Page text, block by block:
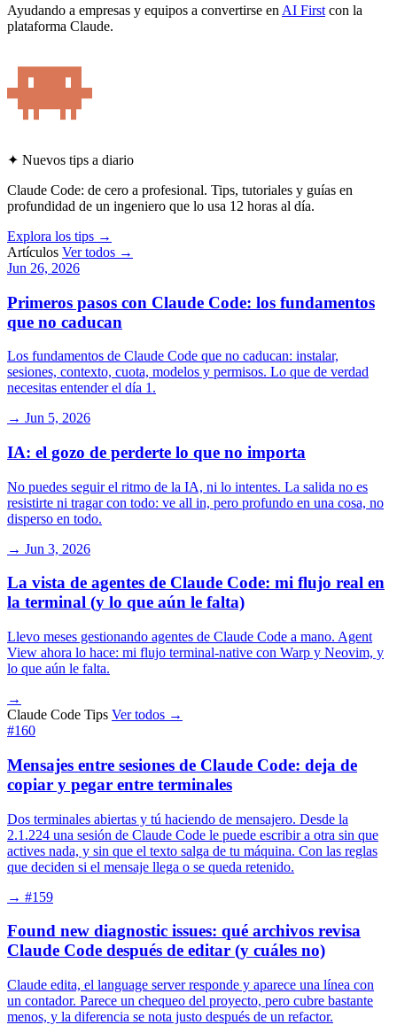
Ayudando a empresas y equipos a convertirse en AI First con la
plataforma Claude.
✦ Nuevos tips a diario
Claude Code: de cero a profesional. Tips, tutoriales y guías en
profundidad de un ingeniero que lo usa 12 horas al día.
Explora los tips →
Artículos Ver todos →
Jun 26, 2026
Primeros pasos con Claude Code: los fundamentos
que no caducan
Los fundamentos de Claude Code que no caducan: instalar,
sesiones, contexto, cuota, modelos y permisos. Lo que de verdad
necesitas entender el día 1.
→ Jun 5, 2026
IA: el gozo de perderte lo que no importa
No puedes seguir el ritmo de la IA, ni lo intentes. La salida no es
resistirte ni tragar con todo: ve all in, pero profundo en una cosa, no
disperso en todo.
→ Jun 3, 2026
La vista de agentes de Claude Code: mi flujo real en
la terminal (y lo que aún le falta)
Llevo meses gestionando agentes de Claude Code a mano. Agent
View ahora lo hace: mi flujo terminal-native con Warp y Neovim, y
lo que aún le falta.
→
Claude Code Tips Ver todos →
#160
Mensajes entre sesiones de Claude Code: deja de
copiar y pegar entre terminales
Dos terminales abiertas y tú haciendo de mensajero. Desde la
2.1.224 una sesión de Claude Code le puede escribir a otra sin que
actives nada, y sin que el texto salga de tu máquina. Con las reglas
que deciden si el mensaje llega o se queda retenido.
→ #159
Found new diagnostic issues: qué archivos revisa
Claude Code después de editar (y cuáles no)
Claude edita, el language server responde y aparece una línea con
un contador. Parece un chequeo del proyecto, pero cubre bastante
menos, y la diferencia se nota justo después de un refactor.